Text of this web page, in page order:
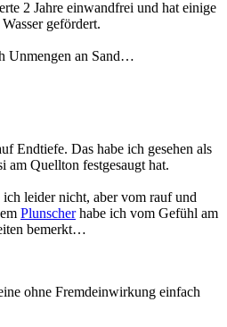
2 Jahre einwandfrei und hat einige
gefördert.
Unmengen an Sand…
Endtiefe. Das habe ich gesehen als
am Quellton festgesaugt hat.
leider nicht, aber vom rauf und
Plunscherhabe ich vom Gefühl am
bemerkt…
ohne Fremdeinwirkung einfach